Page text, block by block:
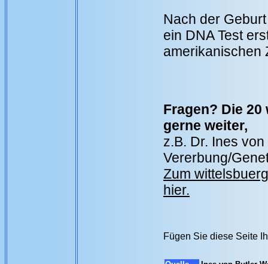
Nach der
ein DNA Test
amerikanischen
Fragen? Die
gerne weiter,
z.B. Dr. Ines
Vererbung/
Zum
hier.
Fügen Sie diese Seite